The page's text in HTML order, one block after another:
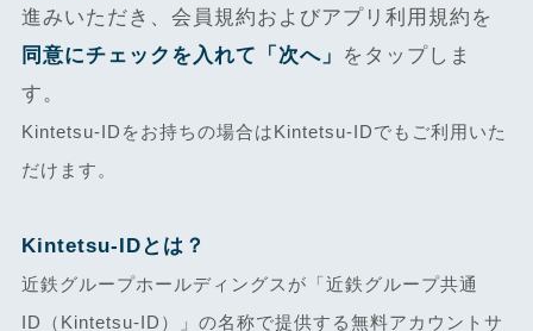
進みいただき、会員規約およびアプリ利用規約を
同意にチェックを入れて「次へ」 をタップしま
す。
Kintetsu-IDをお持ちの場合はKintetsu-IDでもご利用いた
だけます。
Kintetsu-IDとは？
近鉄グループホールディングスが「近鉄グループ共通
ID（Kintetsu-ID）」の名称で提供する無料アカウントサ